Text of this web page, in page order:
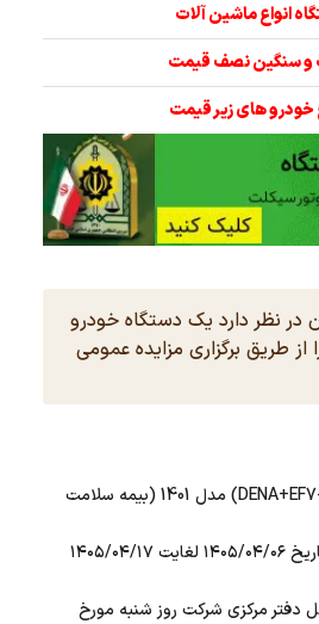
در نظر دارد یک دستگاه خودرو
طریق برگزاری مزایده عمومی
خودرو دنا (DENA+EF7-TCA) مدل 1401 (بیمه سلامت
دریافت اسناد مزایده از تاریخ ۱۴۰۵/۰۴/۰۶ لغایت ۱۴۰۵/۰۴/۱۷
دفتر مرکزی شرکت روز شنبه مورخ